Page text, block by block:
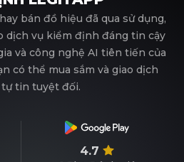
bán đồ hiệu đã qua sử dụng,
dịch vụ kiểm định đáng tin cậy
và công nghệ AI tiên tiến của
có thể mua sắm và giao dịch
tự tin tuyệt đối.
4.7